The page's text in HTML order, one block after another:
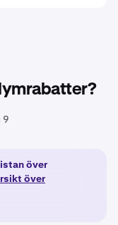
9
över
över